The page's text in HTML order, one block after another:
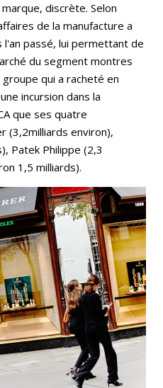
discrète. Selon
de la manufacture a
passé, lui permettant de
du segment montres
qui a racheté en
incursion dans la
que ses quatre
(3,2milliards environ),
Patek Philippe (2,3
1,5 milliards).